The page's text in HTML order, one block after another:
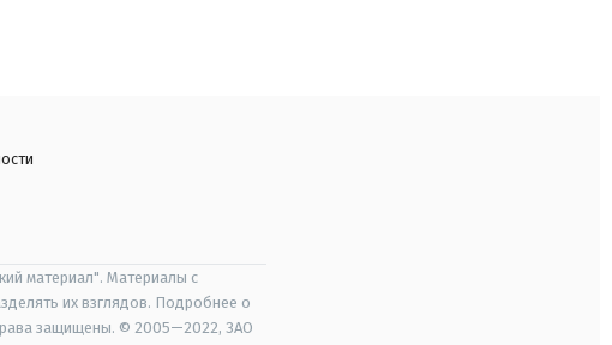
материал". Материалы с
их взглядов. Подробнее о
защищены. © 2005—2022, ЗАО